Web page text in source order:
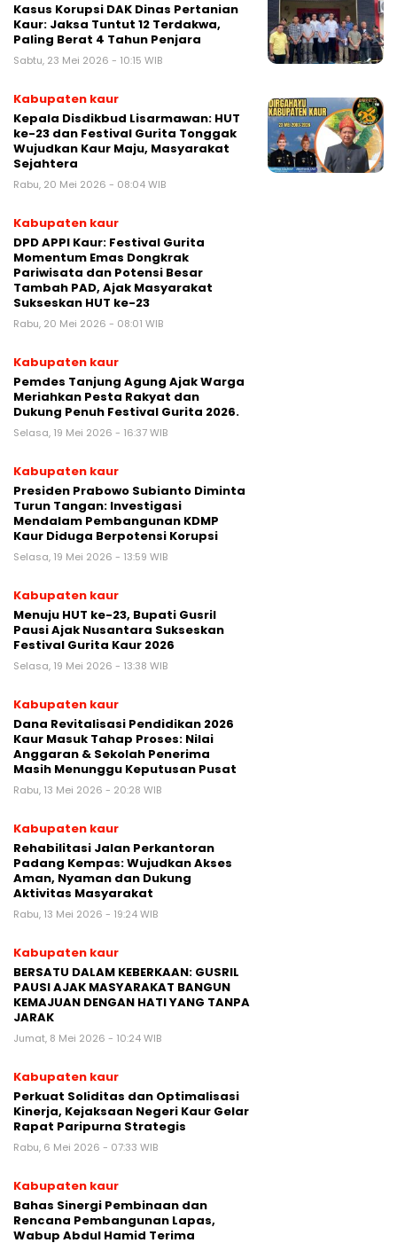
Kasus Korupsi DAK Dinas Pertanian
Kaur: Jaksa Tuntut 12 Terdakwa,
Paling Berat 4 Tahun Penjara
Sabtu, 23 Mei 2026 - 10:15 WIB
Kabupaten kaur
Kepala Disdikbud Lisarmawan: HUT
ke-23 dan Festival Gurita Tonggak
Wujudkan Kaur Maju, Masyarakat
Sejahtera
Rabu, 20 Mei 2026 - 08:04 WIB
Kabupaten kaur
DPD APPI Kaur: Festival Gurita
Momentum Emas Dongkrak
Pariwisata dan Potensi Besar
Tambah PAD, Ajak Masyarakat
Sukseskan HUT ke-23
Rabu, 20 Mei 2026 - 08:01 WIB
Kabupaten kaur
Pemdes Tanjung Agung Ajak Warga
Meriahkan Pesta Rakyat dan
Dukung Penuh Festival Gurita 2026.
Selasa, 19 Mei 2026 - 16:37 WIB
Kabupaten kaur
Presiden Prabowo Subianto Diminta
Turun Tangan: Investigasi
Mendalam Pembangunan KDMP
Kaur Diduga Berpotensi Korupsi
Selasa, 19 Mei 2026 - 13:59 WIB
Kabupaten kaur
Menuju HUT ke-23, Bupati Gusril
Pausi Ajak Nusantara Sukseskan
Festival Gurita Kaur 2026
Selasa, 19 Mei 2026 - 13:38 WIB
Kabupaten kaur
Dana Revitalisasi Pendidikan 2026
Kaur Masuk Tahap Proses: Nilai
Anggaran & Sekolah Penerima
Masih Menunggu Keputusan Pusat
Rabu, 13 Mei 2026 - 20:28 WIB
Kabupaten kaur
Rehabilitasi Jalan Perkantoran
Padang Kempas: Wujudkan Akses
Aman, Nyaman dan Dukung
Aktivitas Masyarakat
Rabu, 13 Mei 2026 - 19:24 WIB
Kabupaten kaur
BERSATU DALAM KEBERKAAN: GUSRIL
PAUSI AJAK MASYARAKAT BANGUN
KEMAJUAN DENGAN HATI YANG TANPA
JARAK
Jumat, 8 Mei 2026 - 10:24 WIB
Kabupaten kaur
Perkuat Soliditas dan Optimalisasi
Kinerja, Kejaksaan Negeri Kaur Gelar
Rapat Paripurna Strategis
Rabu, 6 Mei 2026 - 07:33 WIB
Kabupaten kaur
Bahas Sinergi Pembinaan dan
Rencana Pembangunan Lapas,
Wabup Abdul Hamid Terima